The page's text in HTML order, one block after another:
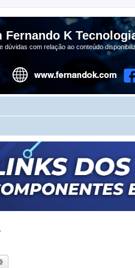
Fernando K
dúvidas com relação ao conteúdo